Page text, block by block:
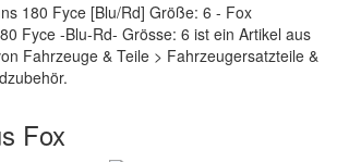
180 Fyce [Blu/Rd] Größe: 6 - Fox
Fyce -Blu-Rd- Grösse: 6 ist ein Artikel aus
Fahrzeuge & Teile > Fahrzeugersatzteile &
Fox